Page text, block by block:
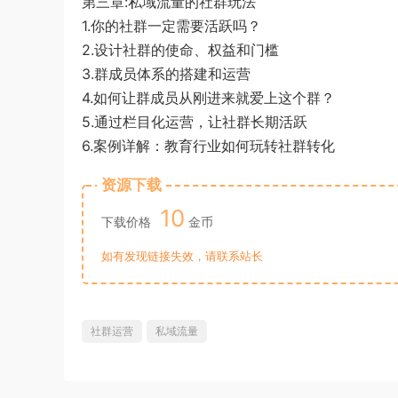
1.你的社群一定需要活跃吗？
2.设计社群的使命、权益和门槛
3.群成员体系的搭建和运营
4.如何让群成员从刚进来就爱上这个群？
5.通过栏目化运营，让社群长期活跃
6.案例详解：教育行业如何玩转社群转化
资源下载
下载价格 10 金币
如有发现链接失效，请联系站长
社群运营 私域流量